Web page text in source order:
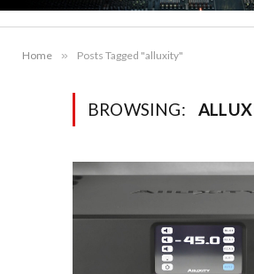
Home » Posts Tagged "alluxity"
BROWSING: